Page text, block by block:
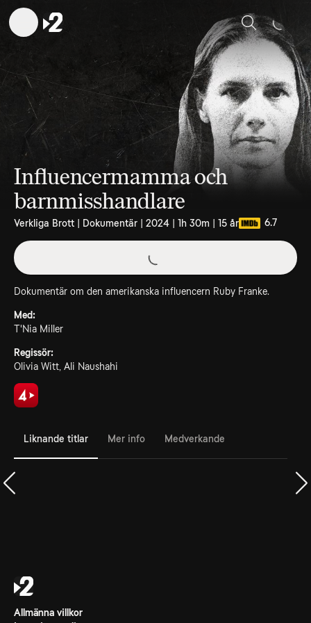
Sök
Influencermamma och
barnmisshandlare
Verkliga Brott | Dokumentär | 2024 | 1h 30m | 15 år 6.7
Dokumentär om den amerikanska influencern Ruby Franke.
Med:
T'Nia Miller
Regissör:
Olivia Witt, Ali Naushahi
Liknande titlar Mer info Medverkande
Allmänna villkor